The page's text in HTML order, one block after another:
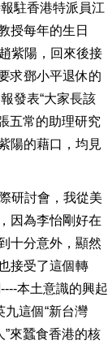
駐香港特派員江
授每年的生日
紫陽，回來後接
求鄧小平退休的
發表“大家長該
五常的助理研究
陽的藉口，均見
研討會，我從美
因為李怡剛好在
十分意外，顯然
接受了這個轉
本土意識的興起
這個“新台灣
來蠶食香港的核